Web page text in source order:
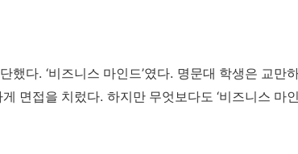
했다. ‘비즈니스 마인드’였다. 명문대 학생은 교만
면접을 치렀다. 하지만 무엇보다도 ‘비즈니스 마